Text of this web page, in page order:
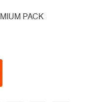
PACK